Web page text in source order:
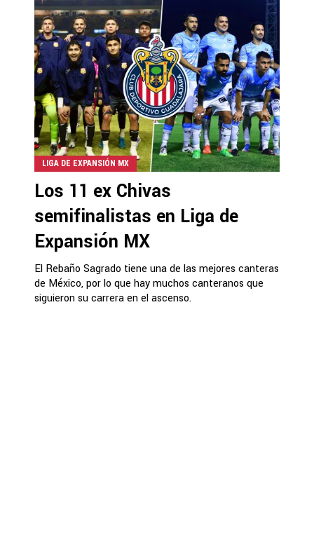
LIGA DE EXPANSIÓN MX
Los 11 ex Chivas
semifinalistas en Liga de
Expansión MX
El Rebaño Sagrado tiene una de las mejores canteras
de México, por lo que hay muchos canteranos que
siguieron su carrera en el ascenso.